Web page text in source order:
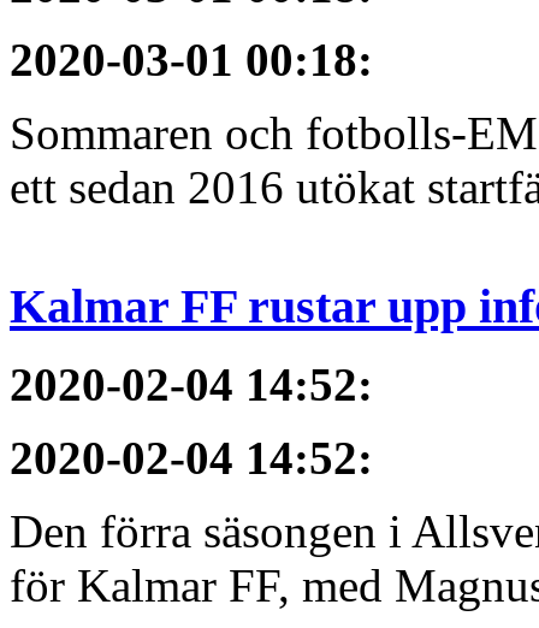
2020-03-01 00:18:
Sommaren och fotbolls-
ett sedan 2016 utökat
Kalmar FF rustar upp
2020-02-04 14:52:
2020-02-04 14:52:
Den förra säsongen i
för Kalmar FF, med